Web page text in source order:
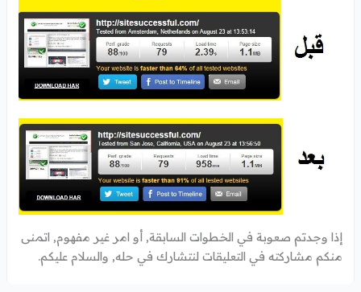
إذا وجدتم صعوبة في الخطوات السابقة, أو امر غير مفهوم, اتمنى
منكم مشاركته في التعليقات لنتشارك في حله, والسلام عليكم.